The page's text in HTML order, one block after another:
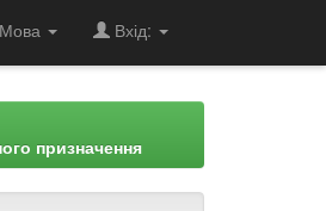
Мова Вхід:
призначення